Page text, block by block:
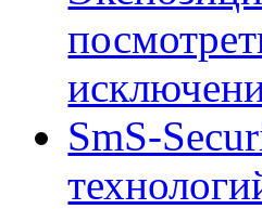
SmS-